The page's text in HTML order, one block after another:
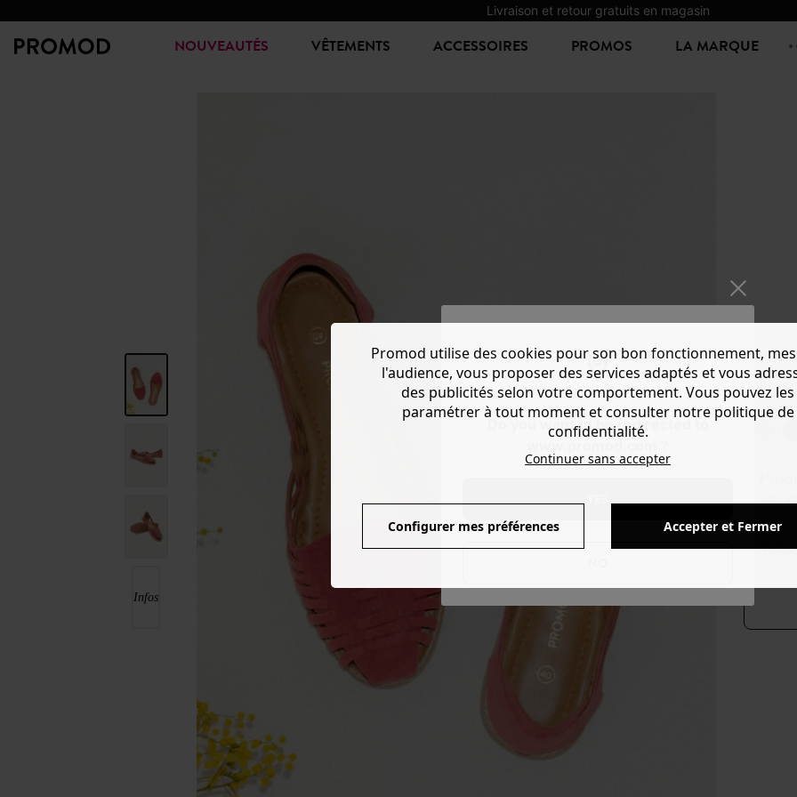
Livraison et retour gratuits en magasin
Do you want to be redirected to
NOUVEAUTÉS VÊTEMENTS ACCESSOIRES PROMOS LA MARQUE
Infos
29,99 €
Couleur :
Voir
Promod utilise des cookies pour son bon fonctionnement,
l'audience, vous proposer des services adaptés et vous
des publicités selon votre comportement. Vous pouvez les
paramétrer à tout moment et consulter notre politique de
confidentialité.
Continuer sans accepter
Configurer mes préférences Accepter et Fermer